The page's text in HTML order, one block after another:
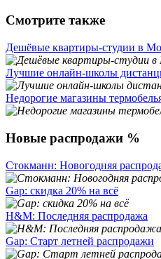
Смотрите также
Дешёвые квартиры-студии в
Лучшие онлайн-школы
Недорогие магазины
Новые распродажи %
Стокманн: Новогодняя
Gap: скидка 20% на всё
H&M: Последняя распродажа
Gap: Старт летней распродажи